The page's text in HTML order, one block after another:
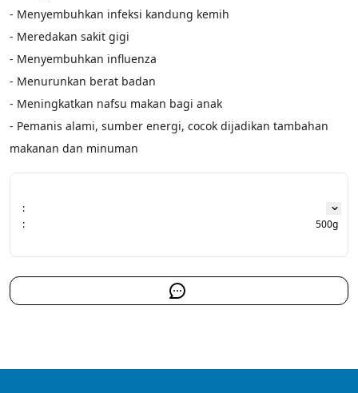
- Menyembuhkan infeksi kandung kemih
- Meredakan sakit gigi
- Menyembuhkan influenza
- Menurunkan berat badan
- Meningkatkan nafsu makan bagi anak
- Pemanis alami, sumber energi, cocok dijadikan tambahan
makanan dan minuman
:
:
500g